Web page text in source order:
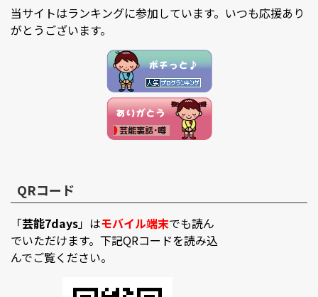
当サイトはランキングに参加しています。いつも応援あり
がとうございます。
QRコード
「芸能7days」はモバイル端末でも読ん
でいただけます。下記QRコードを読み込
んでご覧ください。